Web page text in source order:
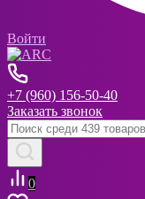
Войти
+7 (960) 156-50-40
Заказать звонок
0